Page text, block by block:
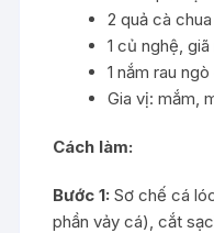
2 quả cà
1 củ nghệ, giã
1 nắm rau
Gia vị: mắm,
Cách làm:
Bước 1: Sơ chế cá
phần vảy cá), cắt